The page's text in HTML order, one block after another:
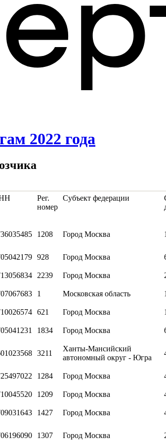
2022 года
Рег.
номер
Субъект федерации
1208 Город Москва
928 Город Москва
2239 Город Москва
1 Московская область
621 Город Москва
1834 Город Москва
3211
Ханты-Мансийский
автономный округ - Югра
1284 Город Москва
1209 Город Москва
1427 Город Москва
1307 Город Москва